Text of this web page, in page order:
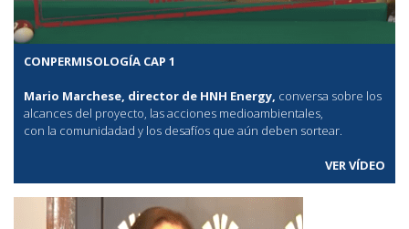
CONPERMISOLOGÍA CAP 1
Mario Marchese, director de HNH Energy, conversa sobre los
alcances del proyecto, las acciones medioambientales,
con la comunidadad y los desafíos que aún deben sortear.
VER VÍDEO